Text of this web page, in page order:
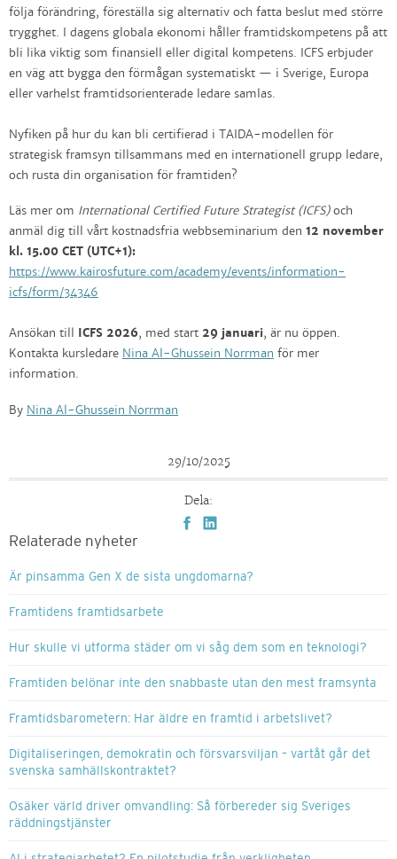
följa förändring, föreställa sig alternativ och fatta beslut med större
trygghet. I dagens globala ekonomi håller framtidskompetens på att
bli lika viktig som finansiell eller digital kompetens. ICFS erbjuder
en väg att bygga den förmågan systematiskt — i Sverige, Europa
eller varhelst framtidsorienterade ledare samlas.
Nyfiken på hur du kan bli certifierad i TAIDA-modellen för
strategisk framsyn tillsammans med en internationell grupp ledare,
och rusta din organisation för framtiden?
Läs mer om International Certified Future Strategist (ICFS)och
anmäl dig till vårt kostnadsfria webbseminarium den 12 november
kl. 15.00 CET (UTC+1):
https://www.kairosfuture.com/academy/events/information-
icfs/form/34346
Ansökan till ICFS 2026, med start 29 januari, är nu öppen.
Kontakta kursledare Nina Al-Ghussein Norrman för mer
information.
By Nina Al-Ghussein Norrman
29/10/2025
Dela:
Relaterade nyheter
Är pinsamma Gen X de sista ungdomarna?
Framtidens framtidsarbete
Hur skulle vi utforma städer om vi såg dem som en teknologi?
Framtiden belönar inte den snabbaste utan den mest framsynta
Framtidsbarometern: Har äldre en framtid i arbetslivet?
Digitaliseringen, demokratin och försvarsviljan – vartåt går det
svenska samhällskontraktet?
Osäker värld driver omvandling: Så förbereder sig Sveriges
räddningstjänster